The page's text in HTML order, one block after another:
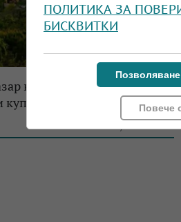
в Тоскана се дължи на
10:09, 11.06.2025
ПОЛИТИКА ЗА
БИСКВИТКИ
Повече